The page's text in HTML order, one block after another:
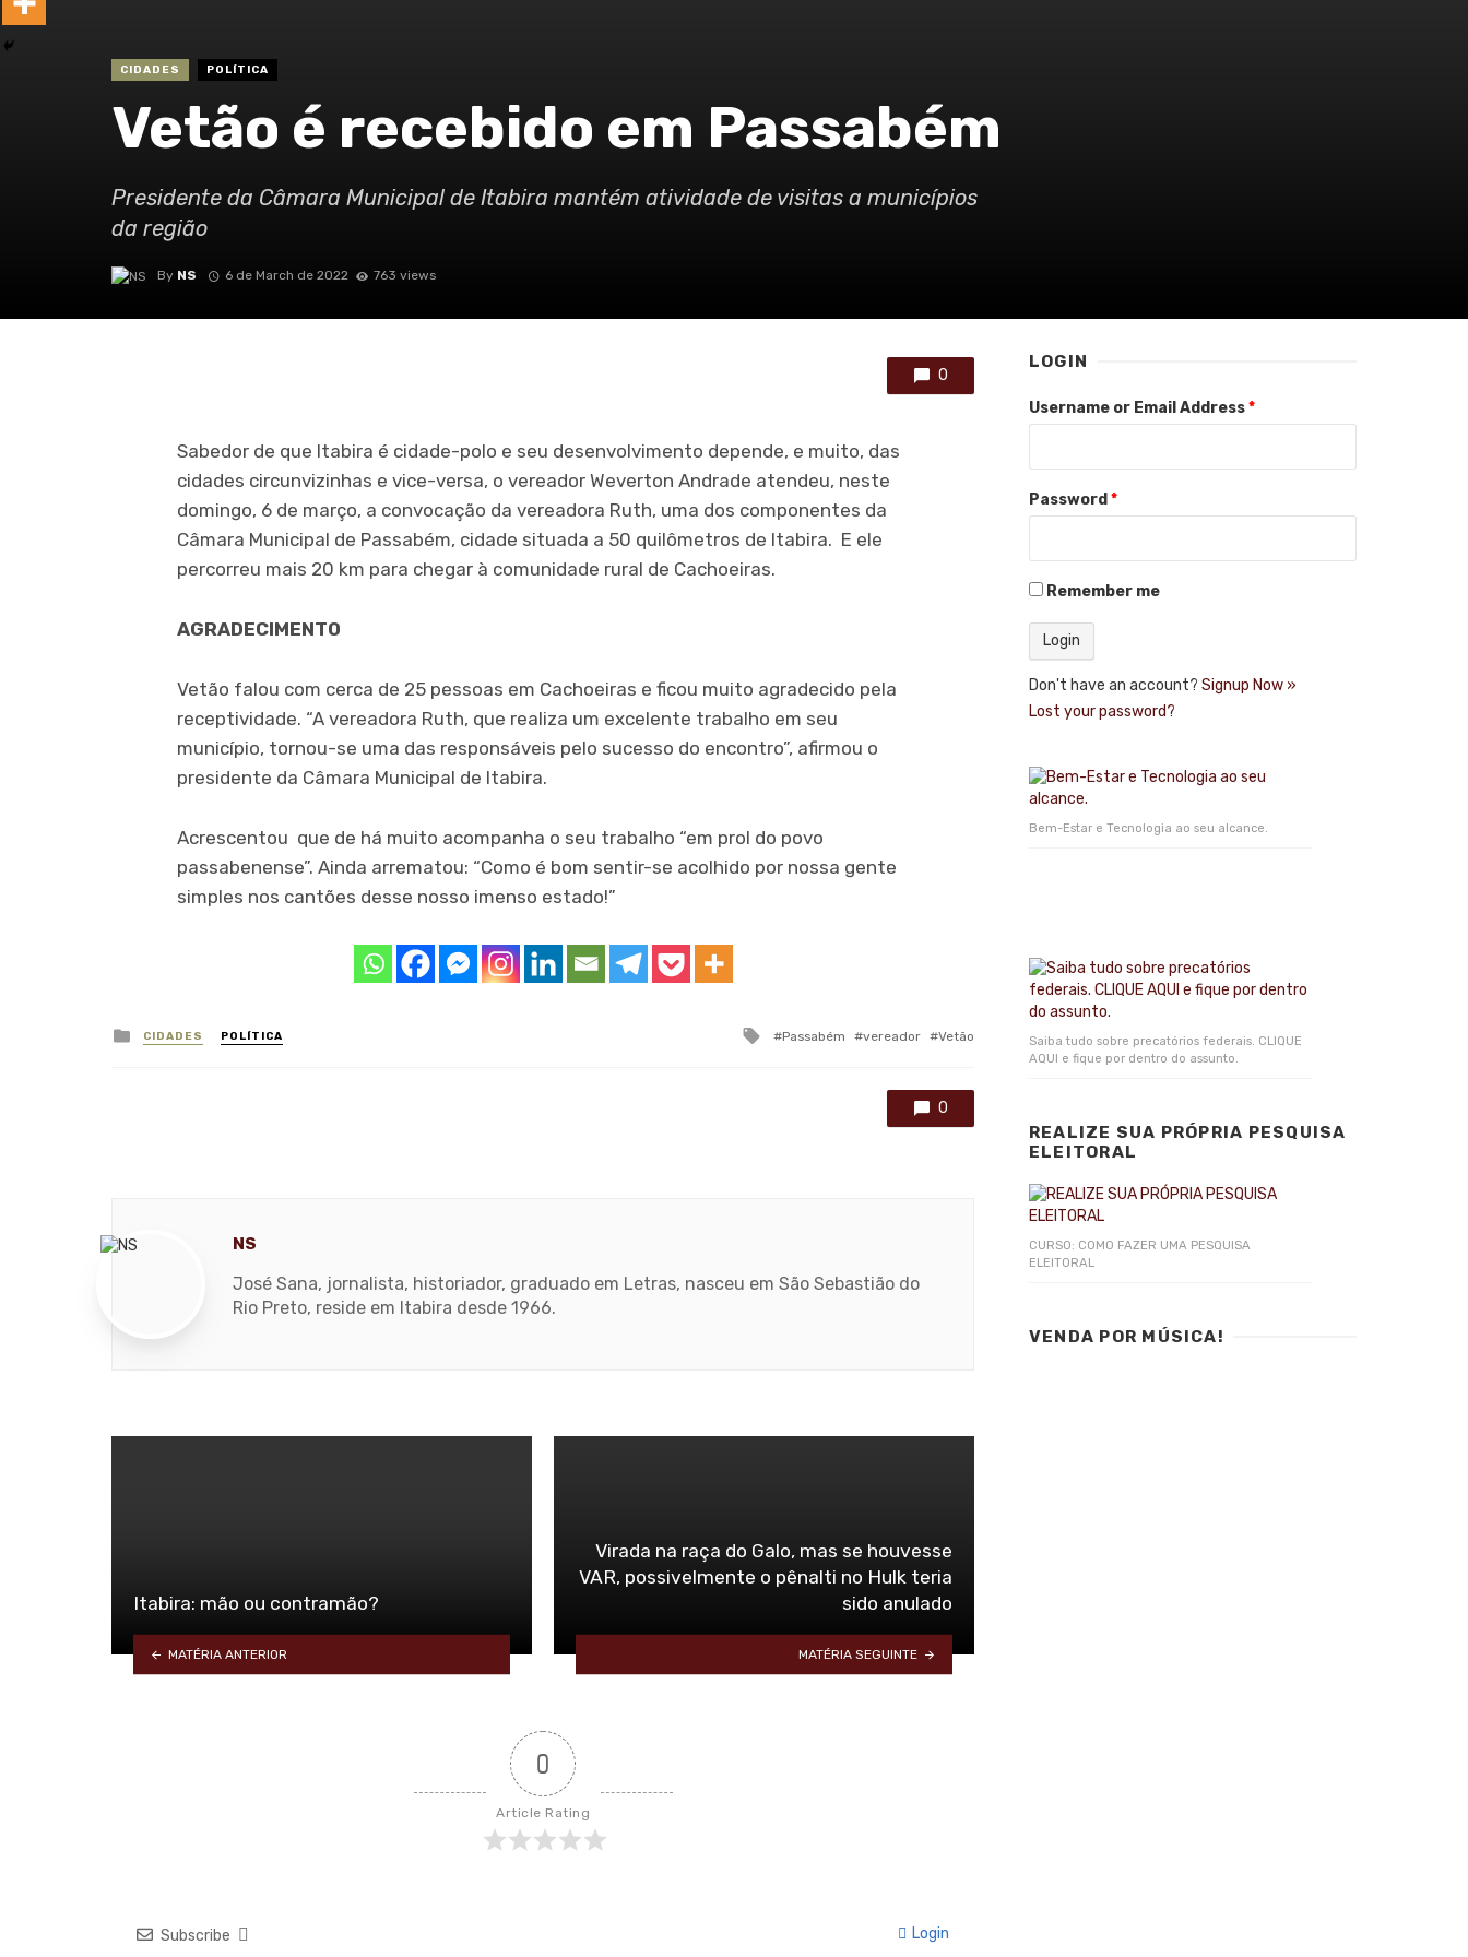
CIDADES POLÍTICA
Vetão é recebido em Passabém
Presidente da Câmara Municipal de Itabira mantém atividade de visitas a municípios
da região
By NS 6 de March de 2022 763 views
0
Sabedor de que Itabira é cidade-polo e seu desenvolvimento depende, e muito, das
cidades circunvizinhas e vice-versa, o vereador Weverton Andrade atendeu, neste
domingo, 6 de março, a convocação da vereadora Ruth, uma dos componentes da
Câmara Municipal de Passabém, cidade situada a 50 quilômetros de Itabira. E ele
percorreu mais 20 km para chegar à comunidade rural de Cachoeiras.
AGRADECIMENTO
Vetão falou com cerca de 25 pessoas em Cachoeiras e ficou muito agradecido pela
receptividade. “A vereadora Ruth, que realiza um excelente trabalho em seu
município, tornou-se uma das responsáveis pelo sucesso do encontro”, afirmou o
presidente da Câmara Municipal de Itabira.
Acrescentou que de há muito acompanha o seu trabalho “em prol do povo
passabenense”. Ainda arrematou: “Como é bom sentir-se acolhido por nossa gente
simples nos cantões desse nosso imenso estado!”
Posted
in
CIDADES POLÍTICA
Tagged
Passabém vereador Vetão
0
NS
José Sana, jornalista, historiador, graduado em Letras, nasceu em São Sebastião do
Rio Preto, reside em Itabira desde 1966.
Itabira: mão ou contramão?
MATÉRIA ANTERIOR
Virada na raça do Galo, mas se houvesse
VAR, possivelmente o pênalti no Hulk teria
sido anulado
MATÉRIA SEGUINTE
0
Article Rating
Subscribe Login
LOGIN
Username or Email Address*
Password *
Remember me
Don't have an account? Signup Now »
Lost your password?
Bem-Estar e Tecnologia ao seu alcance.
Saiba tudo sobre precatórios federais. CLIQUE
AQUI e fique por dentro do assunto.
REALIZE SUA PRÓPRIA PESQUISA
ELEITORAL
CURSO: COMO FAZER UMA PESQUISA
ELEITORAL
VENDA POR MÚSICA!